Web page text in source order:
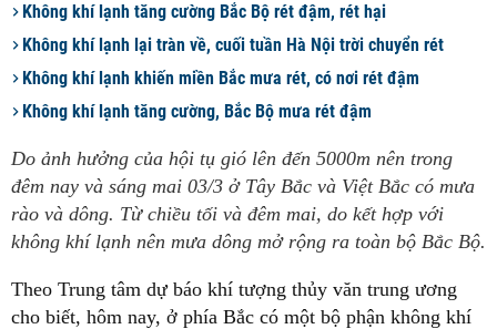
Không khí lạnh tăng cường Bắc Bộ rét đậm, rét hại
Không khí lạnh lại tràn về, cuối tuần Hà Nội trời chuyển rét
Không khí lạnh khiến miền Bắc mưa rét, có nơi rét đậm
Không khí lạnh tăng cường, Bắc Bộ mưa rét đậm
Do ảnh hưởng của hội tụ gió lên đến 5000m nên trong
đêm nay và sáng mai 03/3 ở Tây Bắc và Việt Bắc có mưa
rào và dông. Từ chiều tối và đêm mai, do kết hợp với
không khí lạnh nên mưa dông mở rộng ra toàn bộ Bắc Bộ.
Theo Trung tâm dự báo khí tượng thủy văn trung ương
cho biết, hôm nay, ở phía Bắc có một bộ phận không khí